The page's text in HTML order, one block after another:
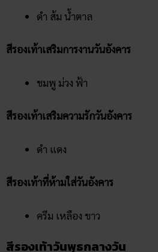
ดำ ส้ม น้ำตาล
สีรองเท้าเสริมการงานวันอังคาร
ชมพู ม่วง ฟ้า
สีรองเท้าเสริมความรักวันอังคาร
ดำ แดง
สีรองเท้าที่ห้ามใส่วันอังคาร
ครีม เหลือง ขาว
สีรองเท้าวันพุธกลางวัน